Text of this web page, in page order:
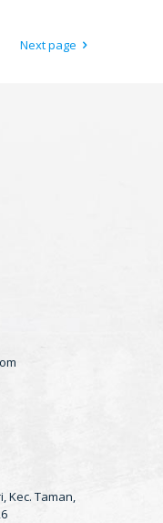
Next page
Kec. Taman,